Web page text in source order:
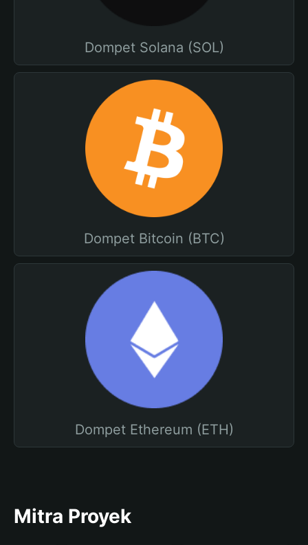
Dompet Solana (SOL)
Dompet Bitcoin (BTC)
Dompet Ethereum (ETH)
Mitra Proyek